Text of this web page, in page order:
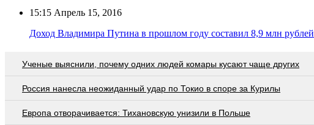
15:15 Апрель 15, 2016
Доход Владимира Путина в прошлом году составил 8,9 млн рублей
Ученые выяснили, почему одних людей комары кусают чаще других
Россия нанесла неожиданный удар по Токио в споре за Курилы
Европа отворачивается: Тихановскую унизили в Польше